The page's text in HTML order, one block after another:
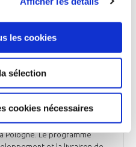
les cookies
sélection
cookies nécessaires
conflit en Ukraine. Le
telles que des
de chasse à des distances
La division
dans le cadre d'un accord
commercial jamais conclu
Pologne. Le programme